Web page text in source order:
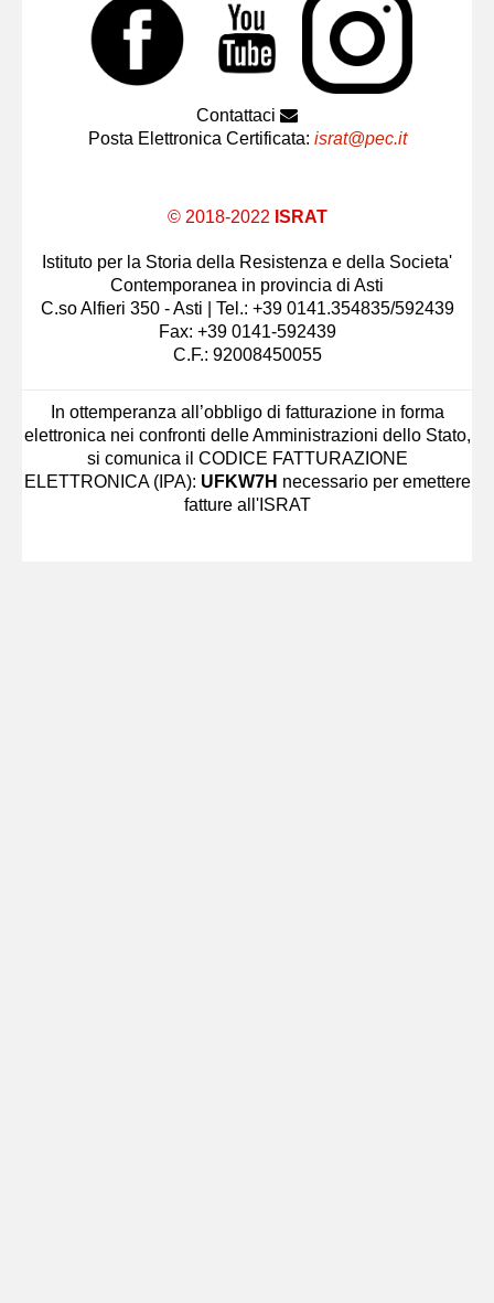
Contattaci
Posta Elettronica Certificata: israt@pec.it
© 2018-2022 ISRAT
Istituto per la Storia della Resistenza e della Societa'
Contemporanea in provincia di Asti
C.so Alfieri 350 - Asti | Tel.: +39 0141.354835/592439
Fax: +39 0141-592439
C.F.: 92008450055
In ottemperanza all’obbligo di fatturazione in forma
elettronica nei confronti delle Amministrazioni dello Stato,
si comunica il CODICE FATTURAZIONE
ELETTRONICA (IPA): UFKW7H necessario per emettere
fatture all'ISRAT